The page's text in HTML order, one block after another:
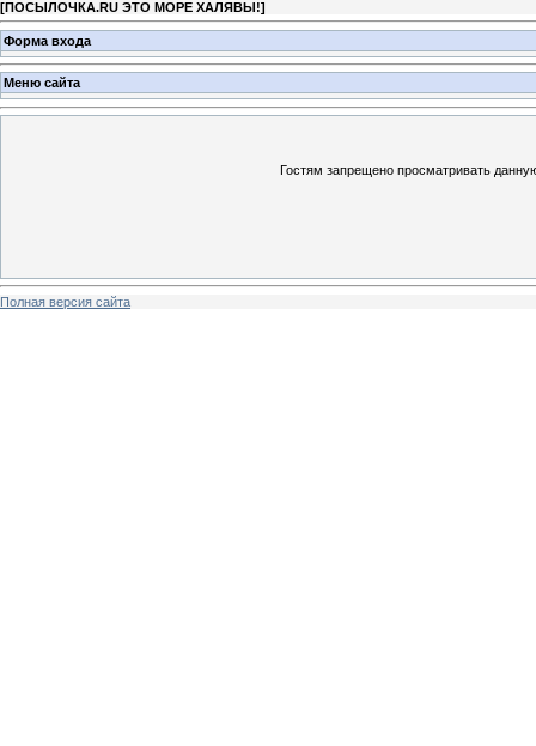
[ПОСЫЛОЧКА.RU ЭТО МОРЕ ХАЛЯВЫ!]
Форма входа
Меню сайта
Гостям запрещено просматривать
Полная версия сайта